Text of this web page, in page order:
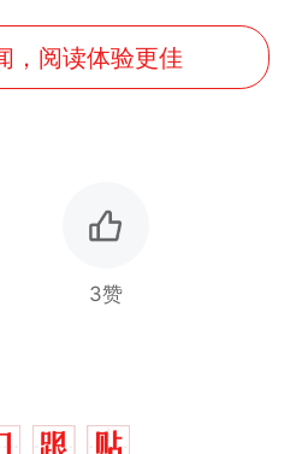
，阅读体验更佳
3赞